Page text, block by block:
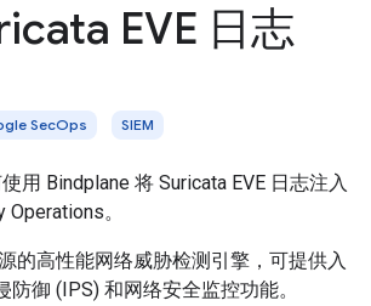
EVE 日志
SecOps SIEM
用 Bindplane 将 Suricata EVE 日志注入
。
的高性能网络威胁检测引擎，可提供入
防御 (IPS) 和网络安全监控功能。